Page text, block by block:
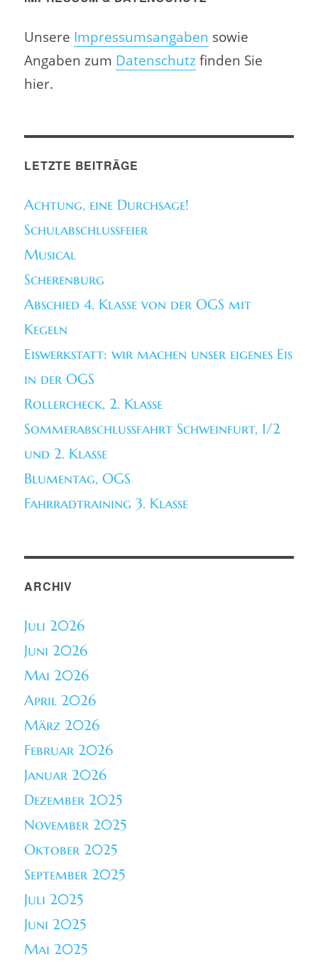
Unsere Impressumsangaben sowie
Angaben zum Datenschutzfinden Sie
hier.
LETZTE BEITRÄGE
Achtung, eine Durchsage!
Schulabschlussfeier
Musical
Scherenburg
Abschied 4. Klasse von der OGS mit
Kegeln
Eiswerkstatt: wir machen unser eigenes Eis
in der OGS
Rollercheck, 2. Klasse
Sommerabschlussfahrt Schweinfurt, 1/2
und 2. Klasse
Blumentag, OGS
Fahrradtraining 3. Klasse
ARCHIV
Juli 2026
Juni 2026
Mai 2026
April 2026
März 2026
Februar 2026
Januar 2026
Dezember 2025
November 2025
Oktober 2025
September 2025
Juli 2025
Juni 2025
Mai 2025